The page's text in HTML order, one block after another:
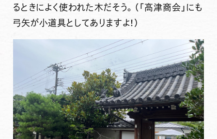
るときによく使われた木だそう。（「高津商会」にも
弓矢が小道具としてありますよ！）